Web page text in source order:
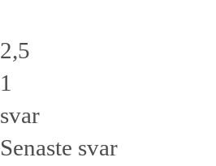
2,5
1
svar
Senaste svar